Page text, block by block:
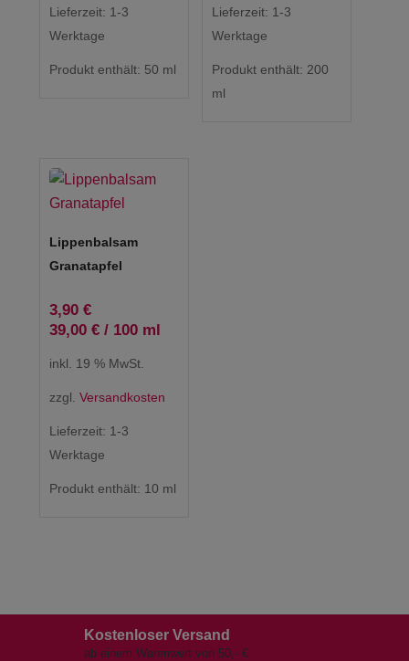
Lieferzeit: 1-3
Werktage
Produkt enthält: 50 ml
Lieferzeit: 1-3
Werktage
Produkt enthält: 200
ml
Lippenbalsam
Granatapfel
3,90 €
39,00 €/ 100 ml
inkl. 19 % MwSt.
zzgl. Versandkosten
Lieferzeit: 1-3
Werktage
Produkt enthält: 10 ml
Kostenloser Versand
ab einem Warenwert von 50,- €.